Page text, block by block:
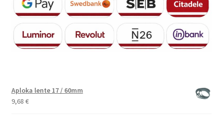
Aploka lente 17 / 60mm
9,68 €